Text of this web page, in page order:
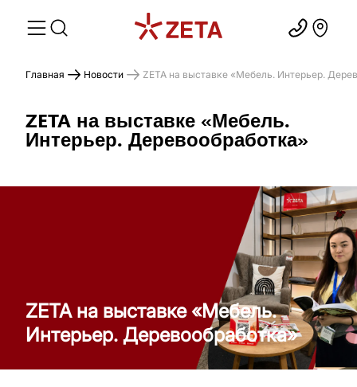
Главная Новости ZETA на выставке «Мебель. Интерьер.
ZETA на выставке «Мебель.
Интерьер. Деревообработка»
ZETA на выставке «Мебель.
Интерьер. Деревообработка»